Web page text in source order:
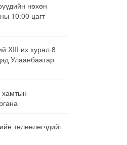
нөхөн
10:00 цагт
XIII их хурал 8
Улаанбаатар
төлөөлөгчдийг